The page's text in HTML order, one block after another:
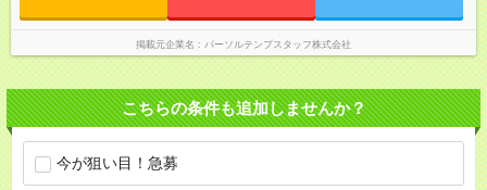
掲載元企業名 パーソルテンプスタッフ株式会社
こちらの条件も追加しませんか？
今が狙い目！急募